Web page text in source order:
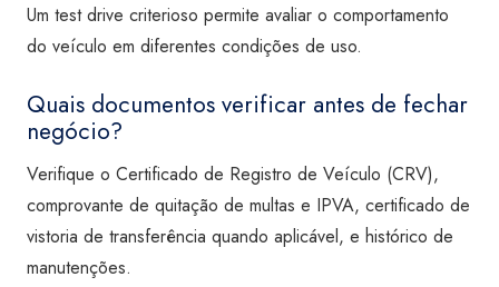
Um test drive criterioso permite avaliar o comportamento
do veículo em diferentes condições de uso.
Quais documentos verificar antes de fechar
negócio?
Verifique o Certificado de Registro de Veículo (CRV),
comprovante de quitação de multas e IPVA, certificado de
vistoria de transferência quando aplicável, e histórico de
manutenções.